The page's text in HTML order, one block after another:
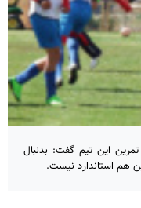
تمرین این تیم گفت: بدنبال
هم استاندارد نیست.